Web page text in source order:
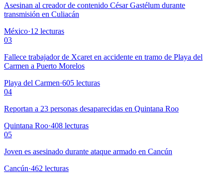
Asesinan al creador de contenido César Gastélum durante
transmisión en Culiacán
México·12 lecturas
03
Fallece trabajador de Xcaret en accidente en tramo de Playa del
Carmen a Puerto Morelos
Playa del Carmen·605 lecturas
04
Reportan a 23 personas desaparecidas en Quintana Roo
Quintana Roo·408 lecturas
05
Joven es asesinado durante ataque armado en Cancún
Cancún·462 lecturas